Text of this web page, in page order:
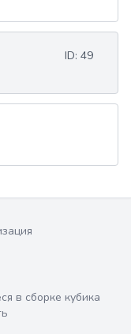
ID: 49
в сборке кубика